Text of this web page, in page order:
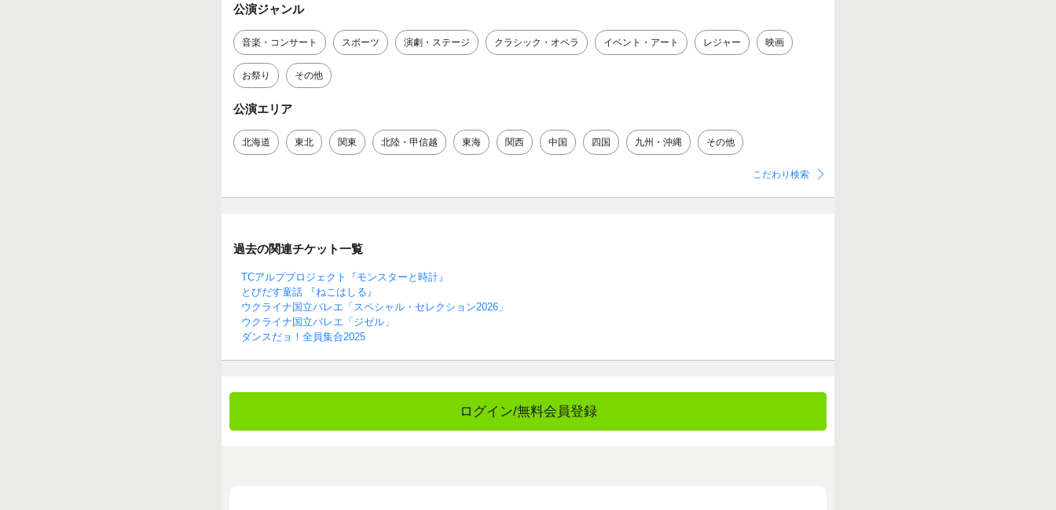
公演ジャンル
音楽・コンサート スポーツ 演劇・ステージ クラシック・オペラ イベント・アート レジャー 映画
お祭り その他
公演エリア
北海道 東北 関東 北陸・甲信越 東海 関西 中国 四国 九州・沖縄 その他
こだわり検索
過去の関連チケット一覧
TCアルププロジェクト『モンスターと時計』
とびだす童話 『ねこはしる』
ウクライナ国立バレエ「スペシャル・セレクション2026」
ウクライナ国立バレエ「ジゼル」
ダンスだョ！全員集合2025
ログイン/無料会員登録